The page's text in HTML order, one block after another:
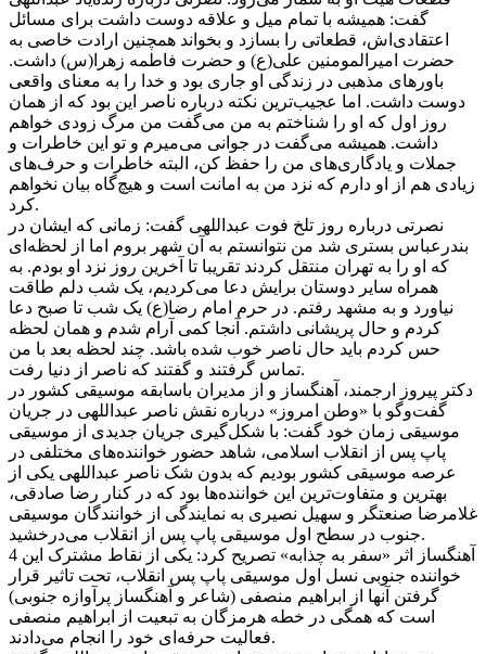
گفت: همیشه با تمام میل و علاقه دوست داشت برای مسائل
اعتقادی‌اش، قطعاتی را بسازد و بخواند همچنین ارادت خاصی به
حضرت امیرالمومنین علی(ع) و حضرت فاطمه زهرا(س) داشت.
باورهای مذهبی در زندگی او جاری بود و خدا را به معنای واقعی
دوست داشت. اما عجیب‌ترین نکته درباره ناصر این بود که از همان
روز اول که او را شناختم به من می‌گفت من مرگ زودی خواهم
داشت. همیشه می‌گفت در جوانی می‌میرم و تو این خاطرات و
جملات و یادگاری‌های من را حفظ کن، البته خاطرات و حرف‌های
زیادی هم از او دارم که نزد من به امانت است و هیچ‌گاه بیان نخواهم
کرد.
نصرتی درباره روز تلخ فوت عبداللهی گفت: زمانی که ایشان در
بندرعباس بستری شد من نتوانستم به آن شهر بروم اما از لحظه‌ای
که او را به تهران منتقل کردند تقریبا تا آخرین روز نزد او بودم. به
همراه سایر دوستان برایش دعا می‌کردیم، یک شب دلم طاقت
نیاورد و به مشهد رفتم. در حرم امام رضا(ع) یک شب تا صبح دعا
کردم و حال پریشانی داشتم. آنجا کمی آرام شدم و همان لحظه
حس کردم باید حال ناصر خوب شده باشد. چند لحظه بعد با من
تماس گرفتند و گفتند که ناصر از دنیا رفت.
دکتر پیروز ارجمند، آهنگساز و از مدیران باسابقه موسیقی کشور در
گفت‌وگو با «وطن امروز» درباره نقش ناصر عبداللهی در جریان
موسیقی زمان خود گفت: با شکل‌گیری جریان جدیدی از موسیقی
پاپ پس از انقلاب اسلامی، شاهد حضور خواننده‌های مختلفی در
عرصه موسیقی کشور بودیم که بدون شک ناصر عبداللهی یکی از
بهترین و متفاوت‌ترین این خواننده‌ها بود که در کنار رضا صادقی،
غلامرضا صنعتگر و سهیل نصیری به نمایندگی از خوانندگان موسیقی
جنوب در سطح اول موسیقی پاپ پس از انقلاب می‌درخشید.
آهنگساز اثر «سفر به چذابه» تصریح کرد: یکی از نقاط مشترک این 4
خواننده جنوبی نسل اول موسیقی پاپ پس انقلاب، تحت تاثیر قرار
گرفتن آنها از ابراهیم منصفی (شاعر و آهنگساز پرآوازه جنوبی)
است که همگی در خطه هرمزگان به تبعیت از ابراهیم منصفی
فعالیت حرفه‌ای خود را انجام می‌دادند.